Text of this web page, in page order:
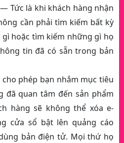
Tức là khi khách hàng nhận
cần phải tìm kiếm bất kỳ
hoặc tìm kiếm những gì họ
tin đã có sẵn trong bản
phép bạn nhắm mục tiêu
đã quan tâm đến sản phẩm
hàng sẽ không thể xóa e-
cửa sổ bật lên quảng cáo
bản điện tử. Mọi thứ họ